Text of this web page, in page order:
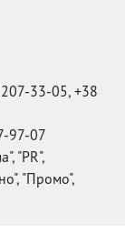
33-05, +38
97-07
"PR",
"Промо",